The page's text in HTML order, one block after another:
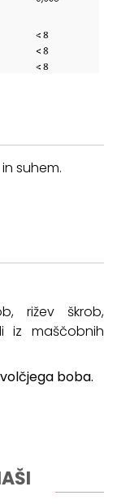
suhem.
rižev škrob,
iz maščobnih
boba.